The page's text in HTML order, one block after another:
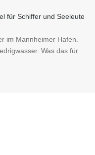
für Schiffer und Seeleute
im Mannheimer Hafen.
Was das für